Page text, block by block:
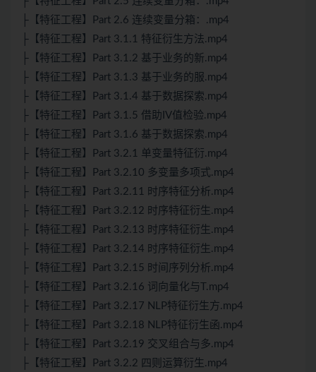
├【特征工程】Part 2.6 连续变量分箱：.mp4
├【特征工程】Part 3.1.1 特征衍生方法.mp4
├【特征工程】Part 3.1.2 基于业务的新.mp4
├【特征工程】Part 3.1.3 基于业务的服.mp4
├【特征工程】Part 3.1.4 基于数据探索.mp4
├【特征工程】Part 3.1.5 借助IV值检验.mp4
├【特征工程】Part 3.1.6 基于数据探索.mp4
├【特征工程】Part 3.2.1 单变量特征衍.mp4
├【特征工程】Part 3.2.10 多变量多项式.mp4
├【特征工程】Part 3.2.11 时序特征分析.mp4
├【特征工程】Part 3.2.12 时序特征衍生.mp4
├【特征工程】Part 3.2.13 时序特征衍生.mp4
├【特征工程】Part 3.2.14 时序特征衍生.mp4
├【特征工程】Part 3.2.15 时间序列分析.mp4
├【特征工程】Part 3.2.16 词向量化与T.mp4
├【特征工程】Part 3.2.17 NLP特征衍生方.mp4
├【特征工程】Part 3.2.18 NLP特征衍生函.mp4
├【特征工程】Part 3.2.19 交叉组合与多.mp4
├【特征工程】Part 3.2.2 四则运算衍生.mp4